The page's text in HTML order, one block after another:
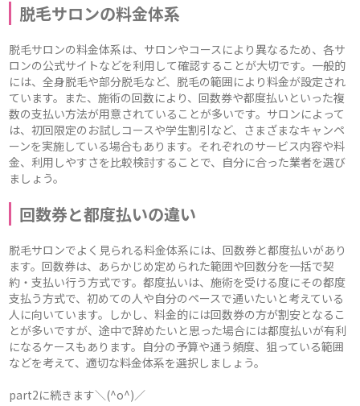
脱毛サロンの料金体系
脱毛サロンの料金体系は、サロンやコースにより異なるため、各サ
ロンの公式サイトなどを利用して確認することが大切です。一般的
には、全身脱毛や部分脱毛など、脱毛の範囲により料金が設定され
ています。また、施術の回数により、回数券や都度払いといった複
数の支払い方法が用意されていることが多いです。サロンによって
は、初回限定のお試しコースや学生割引など、さまざまなキャンペ
ーンを実施している場合もあります。それぞれのサービス内容や料
金、利用しやすさを比較検討することで、自分に合った業者を選び
ましょう。
回数券と都度払いの違い
脱毛サロンでよく見られる料金体系には、回数券と都度払いがあり
ます。回数券は、あらかじめ定められた範囲や回数分を一括で契
約・支払い行う方式です。都度払いは、施術を受ける度にその都度
支払う方式で、初めての人や自分のペースで通いたいと考えている
人に向いています。しかし、料金的には回数券の方が割安となるこ
とが多いですが、途中で辞めたいと思った場合には都度払いが有利
になるケースもあります。自分の予算や通う頻度、狙っている範囲
などを考えて、適切な料金体系を選択しましょう。
part2に続きます＼(^o^)／